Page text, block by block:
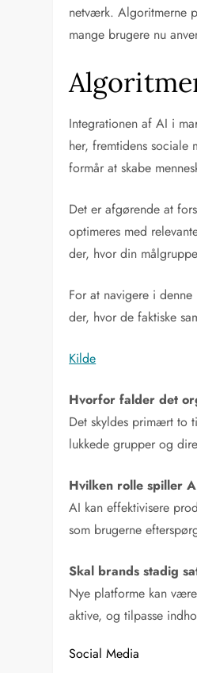
netværk. Algoritmerne
mange brugere nu
Integrationen af AI i
her, fremtidens
formår at skabe
Det er afgørende at
optimeres med
der, hvor din
For at navigere i
der, hvor de faktiske
Kilde
Hvorfor falder det
Det skyldes primært to
lukkede grupper og
Hvilken rolle spiller
AI kan effektivisere
som brugerne
Skal brands stadig
Nye platforme kan
aktive, og tilpasse
Social Media